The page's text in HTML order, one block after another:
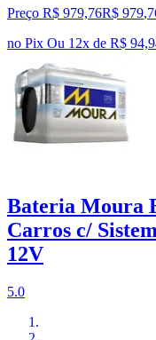
Preço R$ 979,76R$ 979,
no Pix Ou 12x de R$
Bateria Moura
Carros c/
12V
5.0